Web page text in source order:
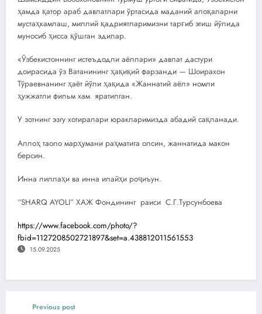
ҳамда қатор араб давлатлари ўртасида маданий алоқаларни
мустаҳкамлаш, миллий қадриятларимизни тарғиб этиш йўлида
муносиб ҳисса қўшган эдилар.
«Ўзбекистоннинг истеъдодли аёллари» давлат дастури
доирасида ўз Ватанининг ҳақиқий фарзанди — Шоирахон
Тўраевнанинг ҳаёт йўли ҳақида «Жаннатий аёл» номли
ҳужжатли фильм хам яратилган.
У зотнинг эзгу хотиралари юракларимизда абадий сақланади.
Аллоҳ таоло марҳумани раҳматига олсин, жаннатида макон
берсин.
Инна лиллаҳи ва инна илайҳи роҷиъун.
“SHARQ AYOLI” ХАЖ Фондининг раиси С.Г.Турсунбоева
https://www.facebook.com/photo/?
fbid=1127208502721897&set=a.438812011561553
15.09.2025
Previous post